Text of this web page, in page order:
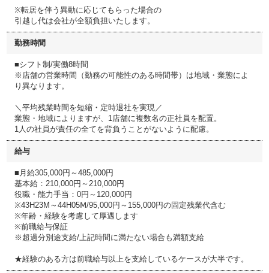
※転居を伴う異動に応じてもらった場合の
引越し代は会社が全額負担いたします。
勤務時間
■シフト制/実働8時間
※店舗の営業時間（勤務の可能性のある時間帯）は地域・業態によ
り異なります。
＼平均残業時間を短縮・定時退社を実現／
業態・地域によりますが、1店舗に複数名の正社員を配置。
1人の社員が責任の全てを背負うことがないように配慮。
給与
■月給305,000円～485,000円
基本給：210,000円～210,000円
役職・能力手当：0円～120,000円
※43H23M～44H05Ⅿ/95,000円～155,000円の固定残業代含む
※年齢・経験を考慮して厚遇します
※前職給与保証
※超過分別途支給/上記時間に満たない場合も満額支給
★経験のある方は前職給与以上を支給しているケースが大半です。